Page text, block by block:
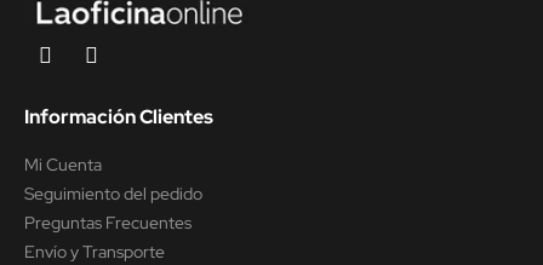
Información Clientes
Mi Cuenta
Seguimiento del pedido
Preguntas Frecuentes
Envío y Transporte